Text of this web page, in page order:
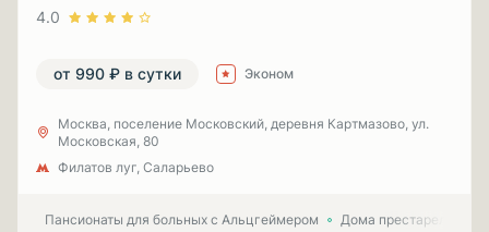
4.0
от 990 ₽ в сутки Эконом
Москва, поселение Московский, деревня Картмазово, ул.
Московская, 80
Филатов луг, Саларьево
Пансионаты для больных с Альцгеймером Дома престарелых